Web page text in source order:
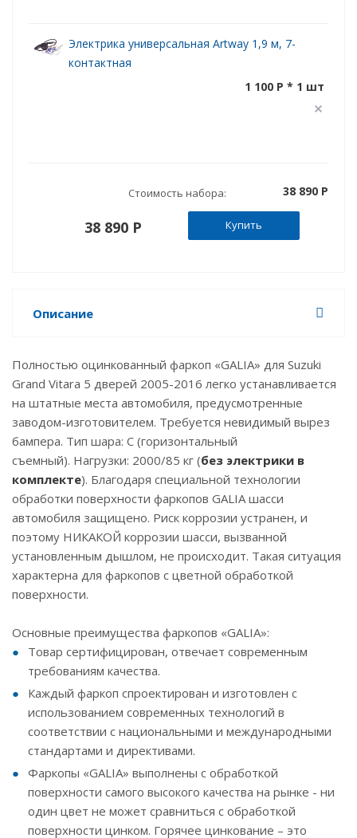
Электрика универсальная Artway 1,9 м, 7-
контактная
1 100 P * 1 шт
Стоимость набора: 38 890 P
38 890 P Купить
Описание
Полностью оцинкованный фаркоп «GALIA» для Suzuki
Grand Vitara 5 дверей 2005-2016 легко устанавливается
на штатные места автомобиля, предусмотренные
заводом-изготовителем. Требуется невидимый вырез
бампера. Тип шара: C (горизонтальный
съемный). Нагрузки: 2000/85 кг (без электрики в
комплекте). Благодаря специальной технологии
обработки поверхности фаркопов GALIA шасси
автомобиля защищено. Риск коррозии устранен, и
поэтому НИКАКОЙ коррозии шасси, вызванной
установленным дышлом, не происходит. Такая ситуация
характерна для фаркопов с цветной обработкой
поверхности.
Основные преимущества фаркопов «GALIA»:
Товар сертифицирован, отвечает современным
требованиям качества.
Каждый фаркоп спроектирован и изготовлен с
использованием современных технологий в
соответствии с национальными и международными
стандартами и директивами.
Фаркопы «GALIA» выполнены с обработкой
поверхности самого высокого качества на рынке - ни
один цвет не может сравниться с обработкой
поверхности цинком. Горячее цинкование – это